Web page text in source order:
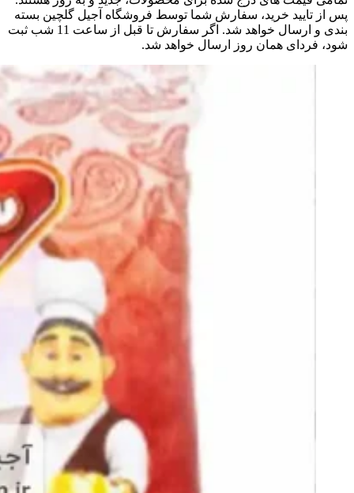
پس از تایید خرید، سفارش شما توسط فروشگاه آجیل گلچین بسته
بندی و ارسال خواهد شد. اگر سفارش تا قبل از ساعت 11 شب ثبت
شود، فردای همان روز ارسال خواهد شد.